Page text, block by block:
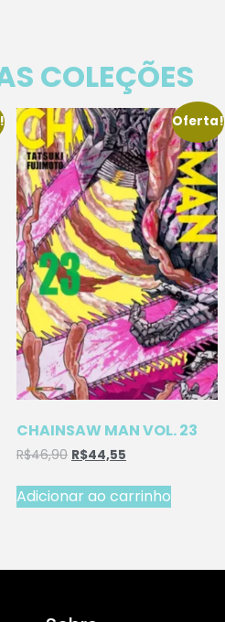
COLEÇÕES
Oferta!
CHAINSAW MAN VOL. 23
R$46,90 R$44,55
Adicionar ao carrinho